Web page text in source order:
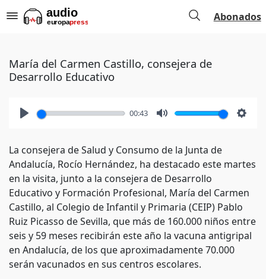
Abonados
María del Carmen Castillo, consejera de
Desarrollo Educativo
00:43
La consejera de Salud y Consumo de la Junta de
Andalucía, Rocío Hernández, ha destacado este martes
en la visita, junto a la consejera de Desarrollo
Educativo y Formación Profesional, María del Carmen
Castillo, al Colegio de Infantil y Primaria (CEIP) Pablo
Ruiz Picasso de Sevilla, que más de 160.000 niños entre
seis y 59 meses recibirán este año la vacuna antigripal
en Andalucía, de los que aproximadamente 70.000
serán vacunados en sus centros escolares.